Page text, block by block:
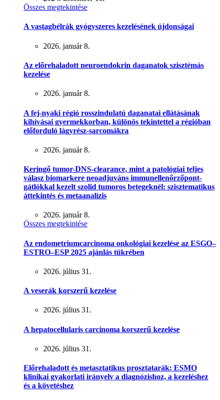
Összes megtekintése
A vastagbélrák gyógyszeres kezelésének újdonságai
2026. január 8.
Az előrehaladott neuroendokrin daganatok szisztémás
kezelése
2026. január 8.
A fej-nyaki régió rosszindulatú daganatai ellátásának
kihívásai gyermekkorban, különös tekintettel a régióban
előforduló lágyrész-sarcomákra
2026. január 8.
Keringő tumor-DNS-clearance, mint a patológiai teljes
válasz biomarkere neoadjuváns immunellenőrzőpont-
gátlókkal kezelt szolid tumoros betegeknél: szisztematikus
áttekintés és metaanalízis
2026. január 8.
Összes megtekintése
Az endometriumcarcinoma onkológiai kezelése az ESGO–
ESTRO–ESP 2025 ajánlás tükrében
2026. július 31.
A veserák korszerű kezelése
2026. július 31.
A hepatocellularis carcinoma korszerű kezelése
2026. július 31.
Előrehaladott és metasztatikus prosztatarák: ESMO
klinikai gyakorlati irányelv a diagnózishoz, a kezeléshez
és a követéshez